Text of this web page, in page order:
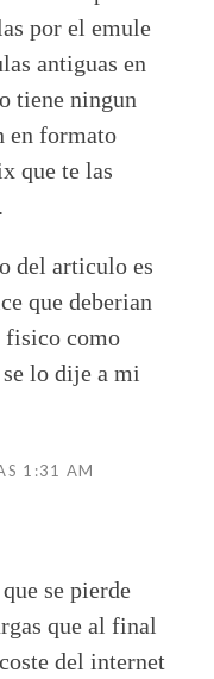
por el emule
antiguas en
tiene ningun
en formato
que te las
del articulo es
que deberian
fisico como
lo dije a mi
1:31 AM
se pierde
que al final
del internet